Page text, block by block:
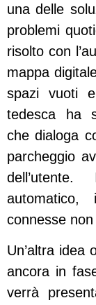
una delle
problemi
risolto con
mappa
spazi vuoti
tedesca ha
che dialoga
parcheggio
connesse non
Un’altra idea
ancora in
verrà